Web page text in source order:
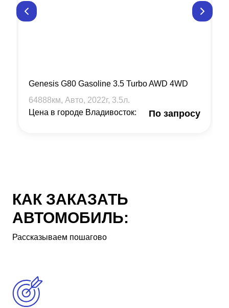
Genesis G80 Gasoline 3.5 Turbo AWD 4WD
64888км, Авто, 2022г, 3.5л.
Цена в городе Владивосток:
По запросу
КАК ЗАКАЗАТЬ
АВТОМОБИЛЬ:
Рассказываем пошагово